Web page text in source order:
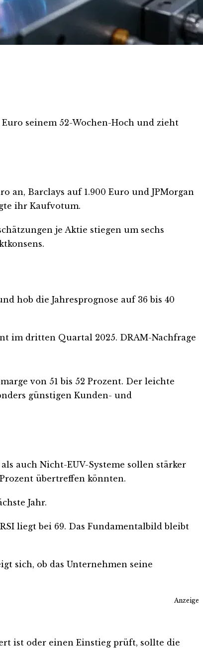
seinem 52-Wochen-Hoch und zieht
an, Barclays auf 1.900 Euro und JPMorgan
ihr Kaufvotum.
je Aktie stiegen um sechs
hob die Jahresprognose auf 36 bis 40
im dritten Quartal 2025. DRAM-Nachfrage
von 51 bis 52 Prozent. Der leichte
günstigen Kunden- und
auch Nicht-EUV-Systeme sollen stärker
übertreffen könnten.
Jahr.
liegt bei 69. Das Fundamentalbild bleibt
sich, ob das Unternehmen seine
Anzeige
ist oder einen Einstieg prüft, sollte die